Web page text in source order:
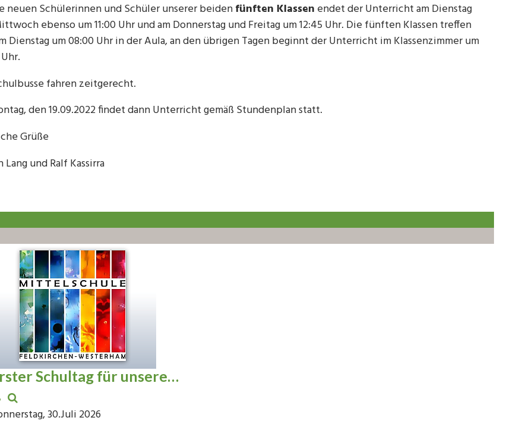
neuen Schülerinnen und Schüler unserer beidenfünften Klassen endet der Unterricht am Dienstag
ebenso um 11:00 Uhr und am Donnerstag und Freitag um 12:45 Uhr. Die fünften Klassen treffen
Dienstag um 08:00 Uhr in der Aula, an den übrigen Tagen beginnt der Unterricht im Klassenzimmer um
fahren zeitgerecht.
den 19.09.2022 findet dann Unterricht gemäß Stundenplan statt.
Grüße
Lang und Ralf Kassirra
Schultag für unsere…
30.Juli 2026